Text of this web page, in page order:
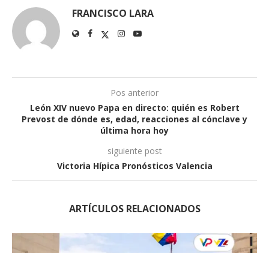
FRANCISCO LARA
Pos anterior
León XIV nuevo Papa en directo: quién es Robert
Prevost de dónde es, edad, reacciones al cónclave y
última hora hoy
siguiente post
Victoria Hípica Pronósticos Valencia
ARTÍCULOS RELACIONADOS